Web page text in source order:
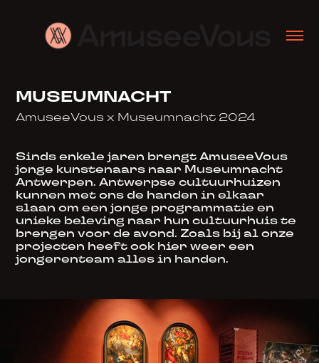
MUSEUMNACHT
AmuseeVous x Museumnacht 2024
Sinds enkele jaren brengt AmuseeVous
jonge kunstenaars naar Museumnacht
Antwerpen. Antwerpse cultuurhuizen
kunnen met ons de handen in elkaar
slaan om een jonge programmatie en
unieke beleving naar hun cultuurhuis te
brengen voor de avond. Zoals bij al onze
projecten heeft ook hier weer een
jongerenteam alles in handen.